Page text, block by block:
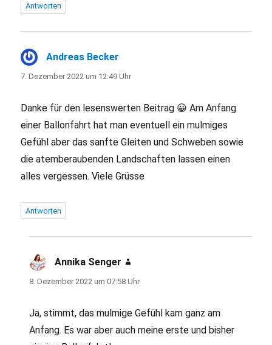
Antworten
Andreas Becker
7. Dezember 2022 um 12:49 Uhr
Danke für den lesenswerten Beitrag 😀 Am Anfang
einer Ballonfahrt hat man eventuell ein mulmiges
Gefühl aber das sanfte Gleiten und Schweben sowie
die atemberaubenden Landschaften lassen einen
alles vergessen. Viele Grüsse
Antworten
Annika Senger
8. Dezember 2022 um 07:58 Uhr
Ja, stimmt, das mulmige Gefühl kam ganz am
Anfang. Es war aber auch meine erste und bisher